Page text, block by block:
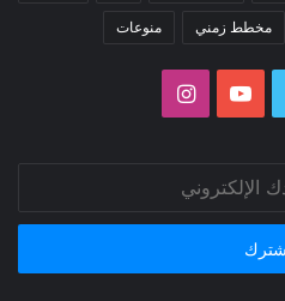
مخطط زمني منوعات
تويتر يوتيوبانستقرام